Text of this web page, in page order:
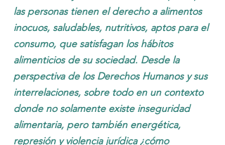
las personas tienen el derecho a alimentos
inocuos, saludables, nutritivos, aptos para el
consumo, que satisfagan los hábitos
alimenticios de su sociedad. Desde la
perspectiva de los Derechos Humanos y sus
interrelaciones, sobre todo en un contexto
donde no solamente existe inseguridad
alimentaria, pero también energética,
represión y violencia jurídica ¿cómo